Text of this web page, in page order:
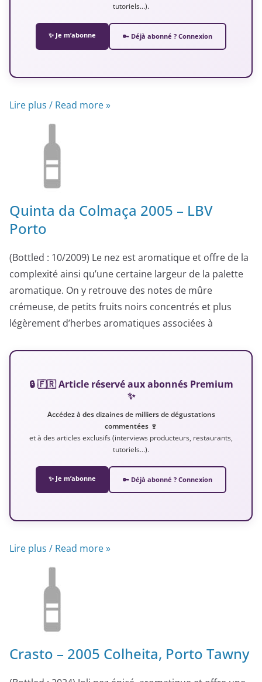
tutoriels…).
✨ Je m’abonne 🔑 Déjà abonné ? Connexion
Lire plus / Read more »
Quinta da Colmaça 2005 – LBV
Porto
(Bottled : 10/2009) Le nez est aromatique et offre de la
complexité ainsi qu’une certaine largeur de la palette
aromatique. On y retrouve des notes de mûre
crémeuse, de petits fruits noirs concentrés et plus
légèrement d’herbes aromatiques associées à
🔒 🇫🇷 Article réservé aux abonnés Premium
✨
Accédez à des dizaines de milliers de dégustations
commentées 🍷
et à des articles exclusifs (interviews producteurs, restaurants,
tutoriels…).
✨ Je m’abonne 🔑 Déjà abonné ? Connexion
Lire plus / Read more »
Crasto – 2005 Colheita, Porto Tawny